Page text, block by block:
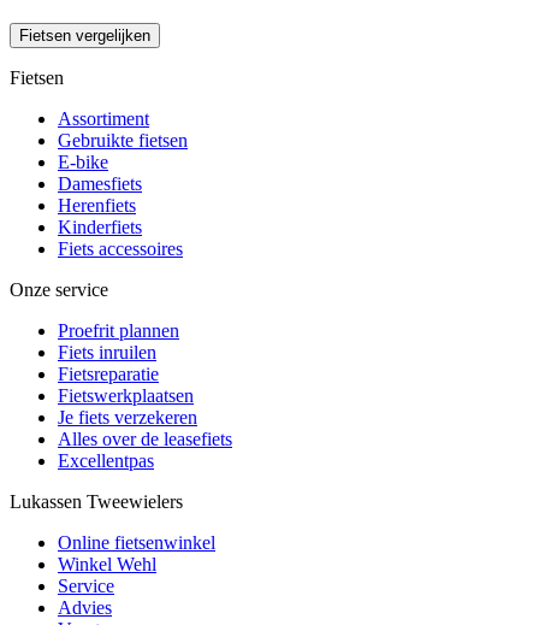
Fietsen vergelijken
Fietsen
Assortiment
Gebruikte fietsen
E-bike
Damesfiets
Herenfiets
Kinderfiets
Fiets accessoires
Onze service
Proefrit plannen
Fiets inruilen
Fietsreparatie
Fietswerkplaatsen
Je fiets verzekeren
Alles over de leasefiets
Excellentpas
Lukassen Tweewielers
Online fietsenwinkel
Winkel Wehl
Service
Advies